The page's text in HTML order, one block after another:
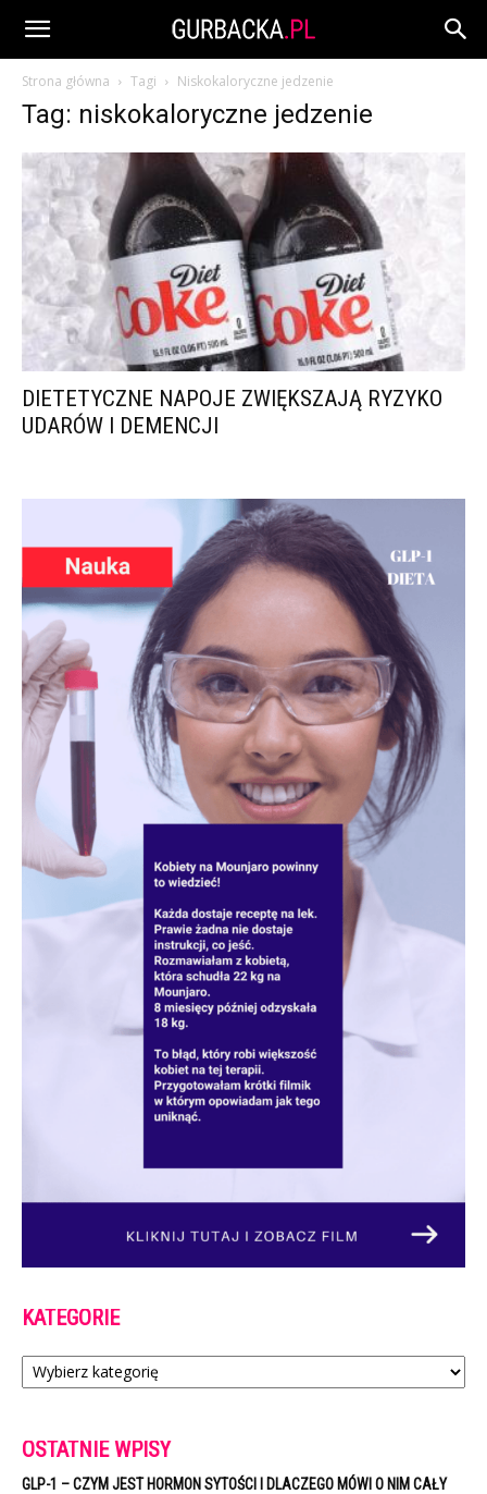
Strona główna Tagi Niskokaloryczne jedzenie
Tag: niskokaloryczne jedzenie
DIETETYCZNE NAPOJE ZWIĘKSZAJĄ RYZYKO
UDARÓW I DEMENCJI
KATEGORIE
Kategorie
OSTATNIE WPISY
GLP-1 – CZYM JEST HORMON SYTOŚCI I DLACZEGO MÓWI O NIM CAŁY